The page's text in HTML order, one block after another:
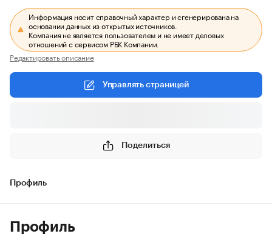
Информация носит справочный характер и сгенерирована на
основании данных из открытых источников.
Компания не является пользователем и не имеет деловых
отношений с сервисом РБК Компании.
Редактировать описание
Управлять страницей
Поделиться
Профиль
Профиль